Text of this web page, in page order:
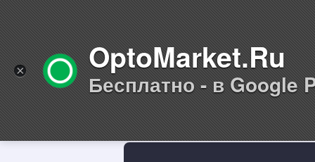
× OptoMarket.Ru
Бесплатно - в Google